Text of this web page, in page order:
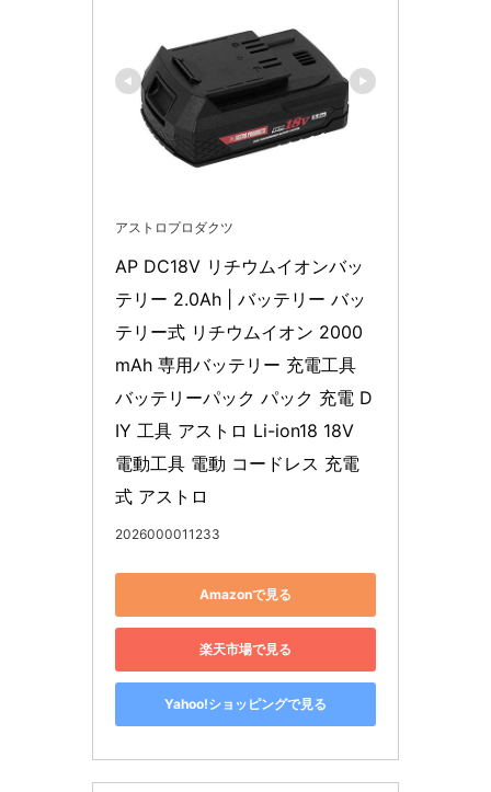
アストロプロダクツ
AP DC18V リチウムイオンバッ
テリー 2.0Ah | バッテリー バッ
テリー式 リチウムイオン 2000
mAh 専用バッテリー 充電工具
バッテリーパック パック 充電 D
IY 工具 アストロ Li-ion18 18V
電動工具 電動 コードレス 充電
式 アストロ
2026000011233
Amazonで見る
楽天市場で見る
Yahoo!ショッピングで見る